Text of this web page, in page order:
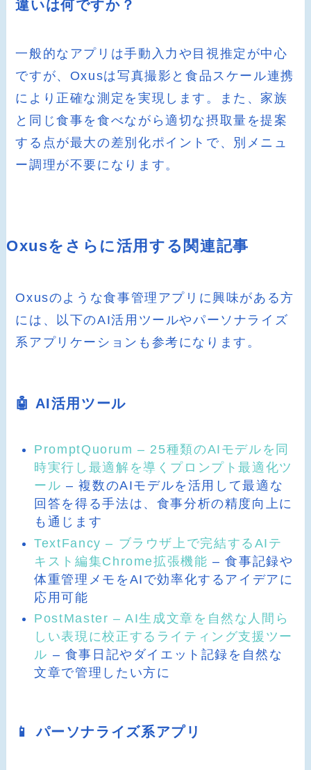
違いは何ですか？
一般的なアプリは手動入力や目視推定が中心
ですが、Oxusは写真撮影と食品スケール連携
により正確な測定を実現します。また、家族
と同じ食事を食べながら適切な摂取量を提案
する点が最大の差別化ポイントで、別メニュ
ー調理が不要になります。
Oxusをさらに活用する関連記事
Oxusのような食事管理アプリに興味がある方
には、以下のAI活用ツールやパーソナライズ
系アプリケーションも参考になります。
🤖 AI活用ツール
PromptQuorum – 25種類のAIモデルを同
時実行し最適解を導くプロンプト最適化ツ
ール – 複数のAIモデルを活用して最適な
回答を得る手法は、食事分析の精度向上に
も通じます
TextFancy – ブラウザ上で完結するAIテ
キスト編集Chrome拡張機能 – 食事記録や
体重管理メモをAIで効率化するアイデアに
応用可能
PostMaster – AI生成文章を自然な人間ら
しい表現に校正するライティング支援ツー
ル – 食事日記やダイエット記録を自然な
文章で管理したい方に
📱 パーソナライズ系アプリ